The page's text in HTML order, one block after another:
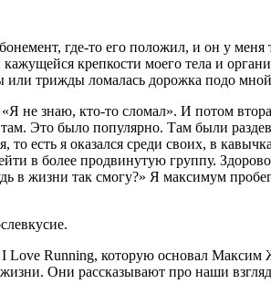
где-то его положил, и он у
крепкости моего тела и
или трижды ломалась дорожка подо
не знаю, кто-то сломал». И потом
там. Это было популярно. Там были
есть я оказался среди своих, в
в более продвинутую группу.
в жизни так смогу?» Я максимум
I Love Running, которую основал
Они рассказывают про наши